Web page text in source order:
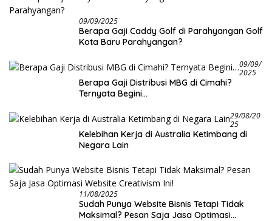
09/09/2025
Berapa Gaji Caddy Golf di Parahyangan Golf
Kota Baru Parahyangan?
09/09/
2025
Berapa Gaji Distribusi MBG di Cimahi?
Ternyata Begini…
29/08/20
25
Kelebihan Kerja di Australia Ketimbang di
Negara Lain
11/08/2025
Sudah Punya Website Bisnis Tetapi Tidak
Maksimal? Pesan Saja Jasa Optimasi